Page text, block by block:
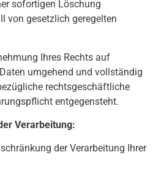
sofortigen Löschung
von gesetzlich geregelten
Ihres Rechts auf
umgehend und vollständig
rechtsgeschäftliche
entgegensteht.
Verarbeitung:
der Verarbeitung Ihrer